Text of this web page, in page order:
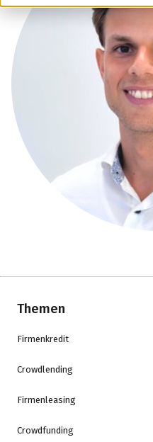
Themen
Firmenkredit
Crowdlending
Firmenleasing
Crowdfunding